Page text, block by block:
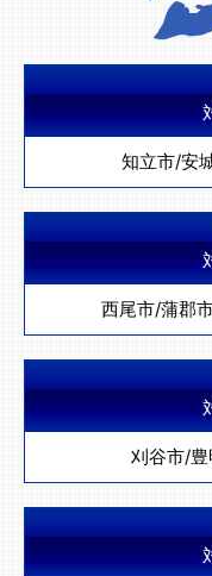
知立市/安
西尾市/蒲郡
刈谷市/豊